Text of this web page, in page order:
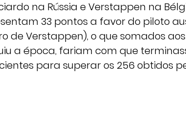
na Rússia e Verstappen na
33 pontos a favor do piloto
de Verstappen), o que somados
a época, fariam com que
para superar os 256 obtidos